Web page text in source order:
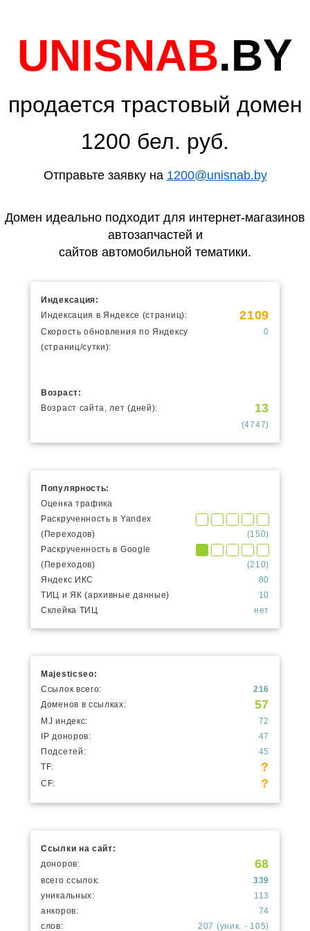
UNISNAB.BY
продается трастовый домен
1200 бел. руб.
Отправьте заявку на 1200@unisnab.by
Домен идеально подходит для интернет-магазинов
автозапчастей и
сайтов автомобильной тематики.
Индексация:
Индексация в Яндексе (страниц):
2109
Скорость обновления по Яндексу
(страниц/сутки):
0
Возраст:
Возраст сайта, лет (дней):
13
(4747)
Популярность:
Оценка трафика
Раскрученность в Yandex
(Переходов)
(150)
Раскрученность в Google
(Переходов)
(210)
Яндекс ИКС
80
ТИЦ и ЯК (архивные данные)
10
Склейка ТИЦ
нет
Majesticseo:
Ссылок всего:
216
Доменов в ссылках:
57
MJ индекс:
72
IP доноров:
47
Подсетей:
45
TF:
?
CF: ?
Ссылки на сайт:
доноров:
68
всего ссылок:
339
уникальных:
113
анкоров:
74
слов:
207 (уник. - 105)